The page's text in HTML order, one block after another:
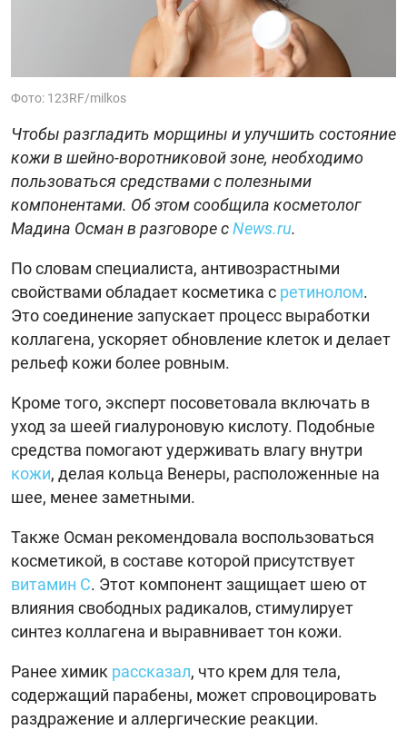
Фото: 123RF/milkos
Чтобы разгладить морщины и улучшить состояние
кожи в шейно-воротниковой зоне, необходимо
пользоваться средствами с полезными
компонентами. Об этом сообщила косметолог
Мадина Осман в разговоре сNews.ru.
По словам специалиста, антивозрастными
свойствами обладает косметика с ретинолом.
Это соединение запускает процесс выработки
коллагена, ускоряет обновление клеток и делает
рельеф кожи более ровным.
Кроме того, эксперт посоветовала включать в
уход за шеей гиалуроновую кислоту. Подобные
средства помогают удерживать влагу внутри
кожи, делая кольца Венеры, расположенные на
шее, менее заметными.
Также Осман рекомендовала воспользоваться
косметикой, в составе которой присутствует
витамин C. Этот компонент защищает шею от
влияния свободных радикалов, стимулирует
синтез коллагена и выравнивает тон кожи.
Ранее химик рассказал, что крем для тела,
содержащий парабены, может спровоцировать
раздражение и аллергические реакции.